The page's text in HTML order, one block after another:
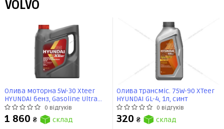
VOLVO
Олива моторна 5W-30 Xteer
HYUNDAI бенз, Gasoline Ultra
Protection SP/GF-6, 4л, синт
0 відгуків
1 860 ₴ склад
Олива трансміс. 75W-90 XTeer
HYUNDAI GL-4, 1л, синт
0 відгуків
320 ₴ склад